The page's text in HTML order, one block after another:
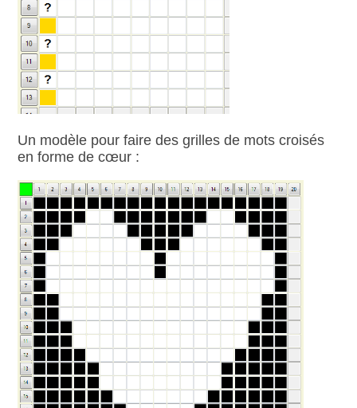
Un modèle pour faire des grilles de mots croisés
en forme de cœur :